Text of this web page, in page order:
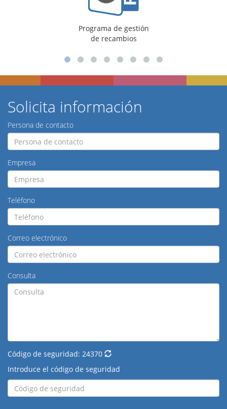
Programa de gestión
Solicita información
Persona de contacto
Empresa
Teléfono
Correo electrónico
Consulta
Código de seguridad: 24370
Introduce el código de seguridad